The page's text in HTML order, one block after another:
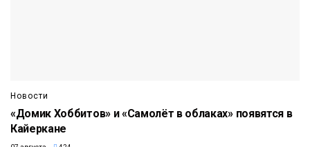
Новости
«Домик Хоббитов» и «Самолёт в облаках» появятся в
Кайеркане